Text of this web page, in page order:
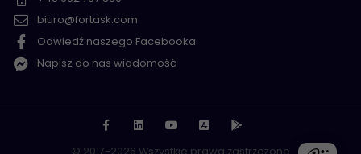
biuro@fortask.com
Odwiedź naszego Facebooka
Napisz do nas wiadomość